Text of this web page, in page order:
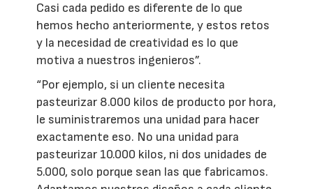
Casi cada pedido es diferente de lo que
hemos hecho anteriormente, y estos retos
y la necesidad de creatividad es lo que
motiva a nuestros ingenieros”.
“Por ejemplo, si un cliente necesita
pasteurizar 8.000 kilos de producto por hora,
le suministraremos una unidad para hacer
exactamente eso. No una unidad para
pasteurizar 10.000 kilos, ni dos unidades de
5.000, solo porque sean las que fabricamos.